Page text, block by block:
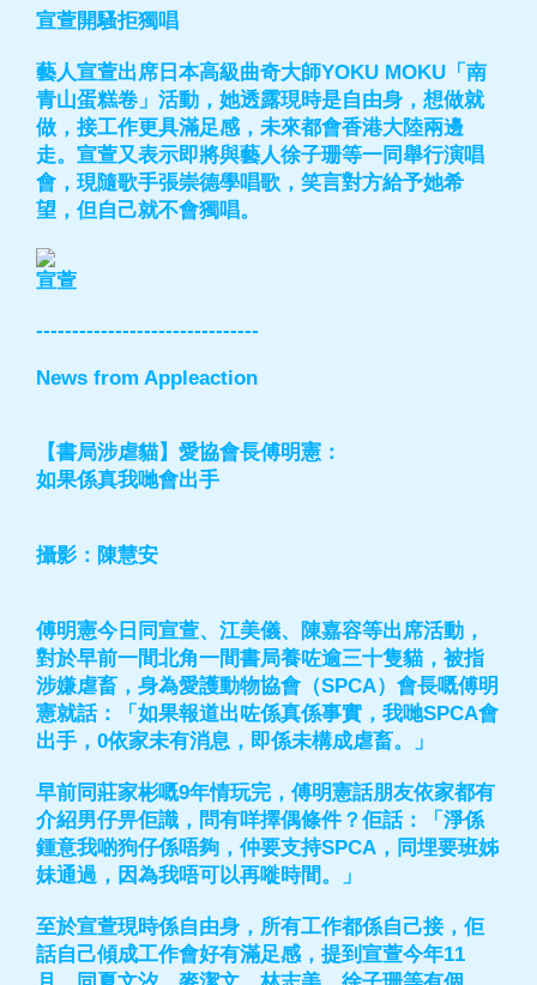
宣萱開騷拒獨唱
藝人宣萱出席日本高級曲奇大師YOKU MOKU「南
青山蛋糕卷」活動，她透露現時是自由身，想做就
做，接工作更具滿足感，未來都會香港大陸兩邊
走。宣萱又表示即將與藝人徐子珊等一同舉行演唱
會，現隨歌手張崇德學唱歌，笑言對方給予她希
望，但自己就不會獨唱。
宣萱
-------------------------------
News from Appleaction
【書局涉虐貓】愛協會長傅明憲：
如果係真我哋會出手
攝影：陳慧安
傅明憲今日同宣萱、江美儀、陳嘉容等出席活動，
對於早前一間北角一間書局養咗逾三十隻貓，被指
涉嫌虐畜，身為愛護動物協會（SPCA）會長嘅傅明
憲就話：「如果報道出咗係真係事實，我哋SPCA會
出手，0依家未有消息，即係未構成虐畜。」
早前同莊家彬嘅9年情玩完，傅明憲話朋友依家都有
介紹男仔畀佢識，問有咩擇偶條件？佢話：「淨係
鍾意我啲狗仔係唔夠，仲要支持SPCA，同埋要班姊
妹通過，因為我唔可以再嘥時間。」
至於宣萱現時係自由身，所有工作都係自己接，佢
話自己傾成工作會好有滿足感，提到宣萱今年11